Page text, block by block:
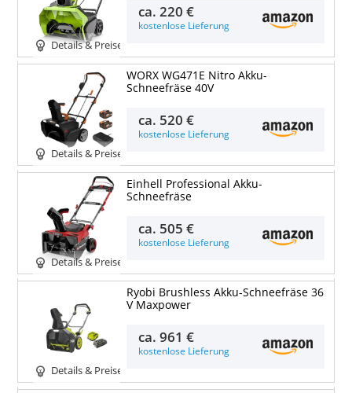
Details & Preise
ca.220 €
kostenlose Lieferung
Details & Preise
WORX WG471E Nitro Akku-
Schneefräse 40V
ca. 520 €
kostenlose Lieferung
Details & Preise
Einhell Professional Akku-
Schneefräse
ca. 505 €
kostenlose Lieferung
Details & Preise
Ryobi Brushless Akku-Schneefräse 36
V Maxpower
ca.961 €
kostenlose Lieferung